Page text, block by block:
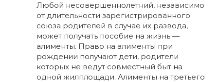
Любой несовершеннолетний, независимо
от длительности зарегистрированного
союза родителей в случае их развода,
может получать пособие на жизнь —
алименты. Право на алименты при
рождении получают дети, родители
которых не ведут совместный быт на
одной жилплощади. Алименты на третьего